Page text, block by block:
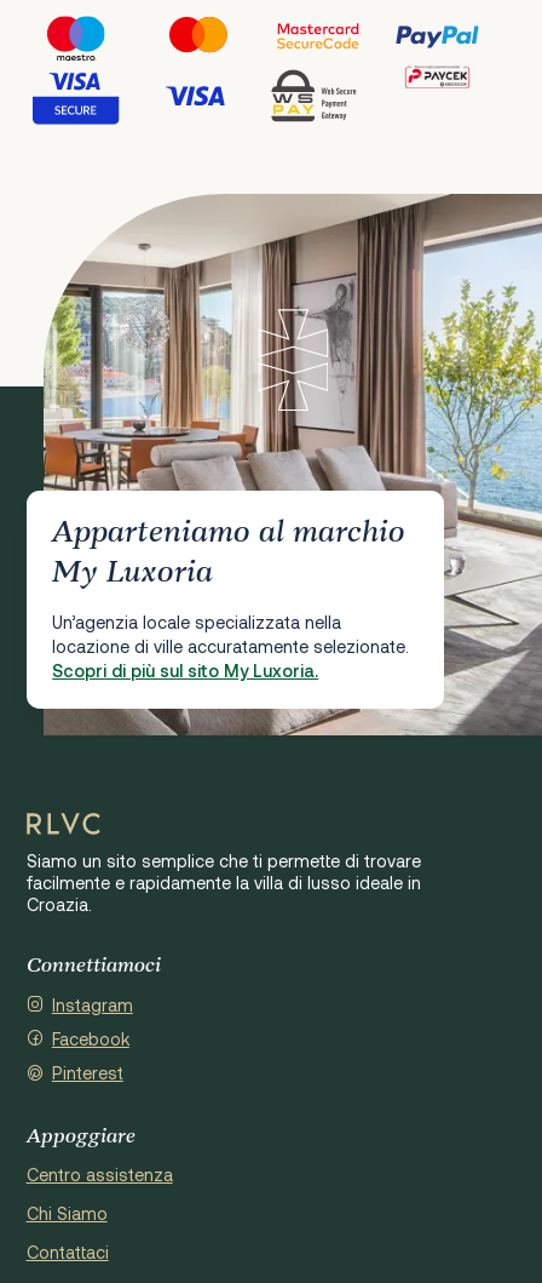
Apparteniamo al marchio
My Luxoria
Un’agenzia locale specializzata nella
locazione di ville accuratamente selezionate.
Scopri di più sul sito My Luxoria.
Siamo un sito semplice che ti permette di trovare
facilmente e rapidamente la villa di lusso ideale in
Croazia.
Connettiamoci
Instagram
Facebook
Pinterest
Appoggiare
Centro assistenza
Chi Siamo
Contattaci